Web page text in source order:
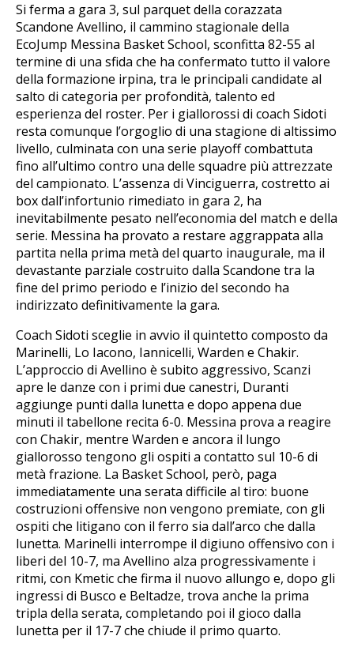
Si ferma a gara 3, sul parquet della corazzata
Scandone Avellino, il cammino stagionale della
EcoJump Messina Basket School, sconfitta 82-55 al
termine di una sfida che ha confermato tutto il valore
della formazione irpina, tra le principali candidate al
salto di categoria per profondità, talento ed
esperienza del roster. Per i giallorossi di coach Sidoti
resta comunque l’orgoglio di una stagione di altissimo
livello, culminata con una serie playoff combattuta
fino all’ultimo contro una delle squadre più attrezzate
del campionato. L’assenza di Vinciguerra, costretto ai
box dall’infortunio rimediato in gara 2, ha
inevitabilmente pesato nell’economia del match e della
serie. Messina ha provato a restare aggrappata alla
partita nella prima metà del quarto inaugurale, ma il
devastante parziale costruito dalla Scandone tra la
fine del primo periodo e l’inizio del secondo ha
indirizzato definitivamente la gara.
Coach Sidoti sceglie in avvio il quintetto composto da
Marinelli, Lo Iacono, Iannicelli, Warden e Chakir.
L’approccio di Avellino è subito aggressivo, Scanzi
apre le danze con i primi due canestri, Duranti
aggiunge punti dalla lunetta e dopo appena due
minuti il tabellone recita 6-0. Messina prova a reagire
con Chakir, mentre Warden e ancora il lungo
giallorosso tengono gli ospiti a contatto sul 10-6 di
metà frazione. La Basket School, però, paga
immediatamente una serata difficile al tiro: buone
costruzioni offensive non vengono premiate, con gli
ospiti che litigano con il ferro sia dall’arco che dalla
lunetta. Marinelli interrompe il digiuno offensivo con i
liberi del 10-7, ma Avellino alza progressivamente i
ritmi, con Kmetic che firma il nuovo allungo e, dopo gli
ingressi di Busco e Beltadze, trova anche la prima
tripla della serata, completando poi il gioco dalla
lunetta per il 17-7 che chiude il primo quarto.